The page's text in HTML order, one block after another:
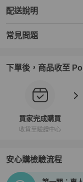
內部狀況：有使用痕跡
障，假貨包退
★ 商品皆由日本專業鑑
★ 商品皆由專人確認商
★ 免國際運費！
★ 商品為國際運送，可
★ 依寄達國家區域、驗
配送說明
常見問題
下單後，商品收至
買家完成購買
收貨至驗證中心
安心購檢驗流程
PopChill拍拍圈正品